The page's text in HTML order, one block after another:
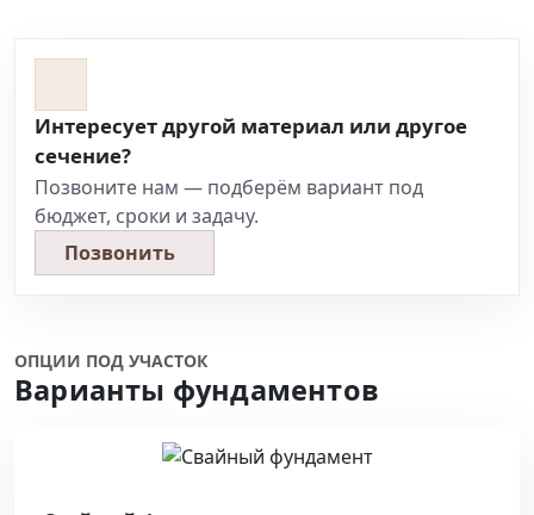
Интересует другой материал или другое
сечение?
Позвоните нам — подберём вариант под
бюджет, сроки и задачу.
Позвонить
ОПЦИИ ПОД УЧАСТОК
Варианты фундаментов